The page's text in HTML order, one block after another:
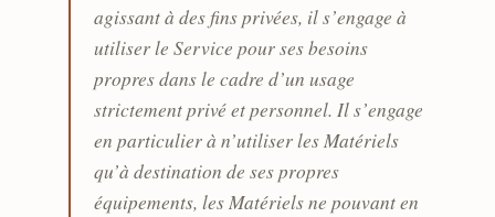
agissant à des ﬁns privées, il s’engage à
utiliser le Service pour ses besoins
propres dans le cadre d’un usage
strictement privé et personnel. Il s’engage
en particulier à n’utiliser les Matériels
qu’à destination de ses propres
équipements, les Matériels ne pouvant en